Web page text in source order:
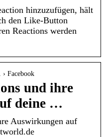
hinzuzufügen, hält
den Like-Button
Reactions werden
Facebook
und ihre
deine …
Auswirkungen auf